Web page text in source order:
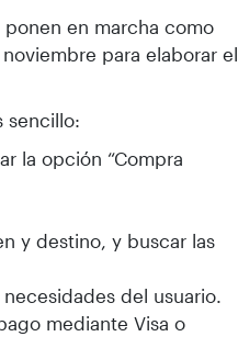
ponen en marcha como
para elaborar el
sencillo:
la opción “Compra
y destino, y buscar las
del usuario.
mediante Visa o